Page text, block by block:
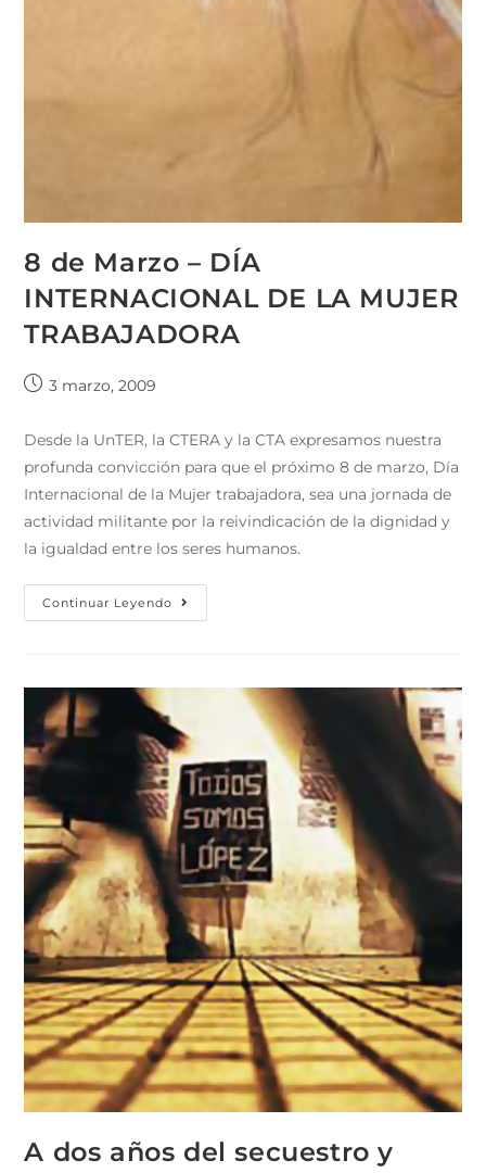
8 de Marzo – DÍA
INTERNACIONAL DE LA MUJER
TRABAJADORA
3 marzo, 2009
Desde la UnTER, la CTERA y la CTA expresamos nuestra
profunda convicción para que el próximo 8 de marzo, Día
Internacional de la Mujer trabajadora, sea una jornada de
actividad militante por la reivindicación de la dignidad y
la igualdad entre los seres humanos.
Continuar Leyendo
A dos años del secuestro y